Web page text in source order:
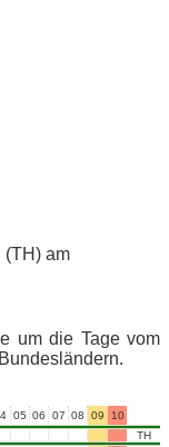
(TH) am
um die Tage vom
05 06 07 08 09 10
TH